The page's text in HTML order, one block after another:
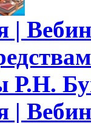
|
Р.Н.
|